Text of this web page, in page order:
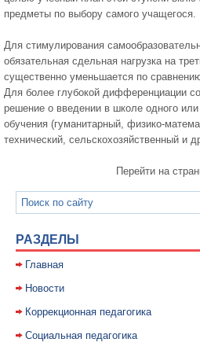
предметы по выбору самого учащегося.
Для стимулирования
обязательная сдельная нагрузка на
существенно уменьшается по
Для более глубокой дифференциации
решение о введении в школе одного
обучения (гуманитарный, физико-
технический, сельскохозяйственный и
Перейти на
РАЗДЕЛЫ
Главная
Новости
Коррекционная педагогика
Социальная педагогика